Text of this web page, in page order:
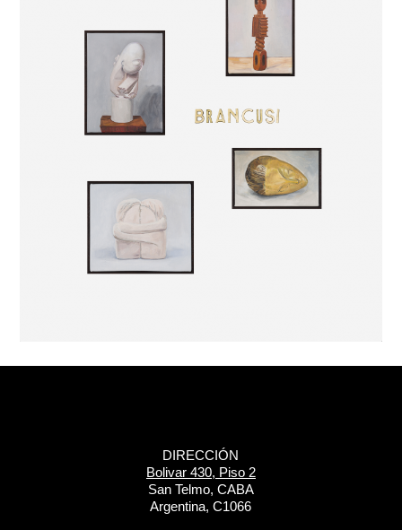
DIRECCIÓN
Bolivar 430, Piso 2
San Telmo, CABA
Argentina, C1066